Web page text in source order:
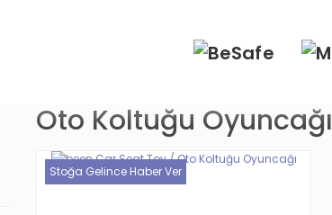
Oto Koltuğu Oyuncağı
Stoğa Gelince Haber Ver